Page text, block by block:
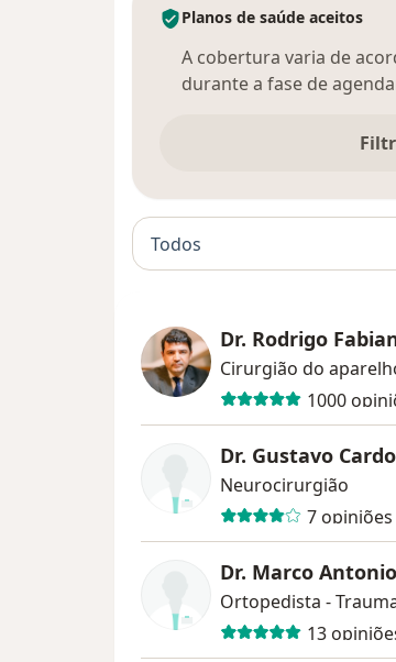
Planos de saúde aceitos
A cobertura varia de
durante a fase de
Todos
Dr. Rodrigo
Cirurgião do
1000
Dr. Gustavo
Neurocirurgião
7 opiniões
Dr. Marco
Ortopedista -
13